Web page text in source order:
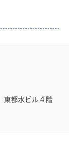
東都水ビル４階